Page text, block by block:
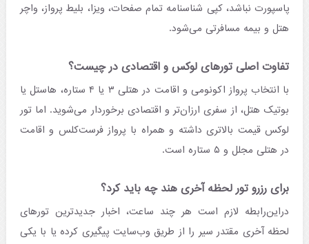
پاسپورت نباشد، کپی شناسنامه تمام صفحات، ویزا، بلیط پرواز، واچر
هتل و بیمه مسافرتی می‌ شود.
تفاوت اصلی تورهای لوکس و اقتصادی در چیست؟
با انتخاب پرواز اکونومی و اقامت در هتلی ۳ یا ۴ ستاره، هاستل یا
بوتیک هتل، از سفری ارزان‌تر و اقتصادی برخوردار می‌شوید. اما تور
لوکس قیمت بالاتری داشته و همراه با پرواز فرست‌کلس و اقامت
در هتلی مجلل و ۵ ستاره است.
برای رزرو تور لحظه آخری هند چه باید کرد؟
دراین‌رابطه لازم است هر چند ساعت، اخبار جدیدترین تورهای
لحظه آخری مقتدر سیر را از طریق وب‌‌سایت پیگیری کرده یا با یکی